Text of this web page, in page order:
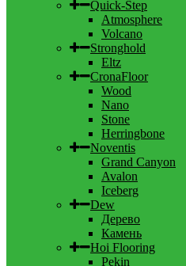
Quick-Step
Atmosphere
Volcano
Stronghold
Eltz
CronaFloor
Wood
Nano
Stone
Herringbone
Noventis
Grand Canyon
Avalon
Iceberg
Dew
Дерево
Камень
Hoi Flooring
Pekin